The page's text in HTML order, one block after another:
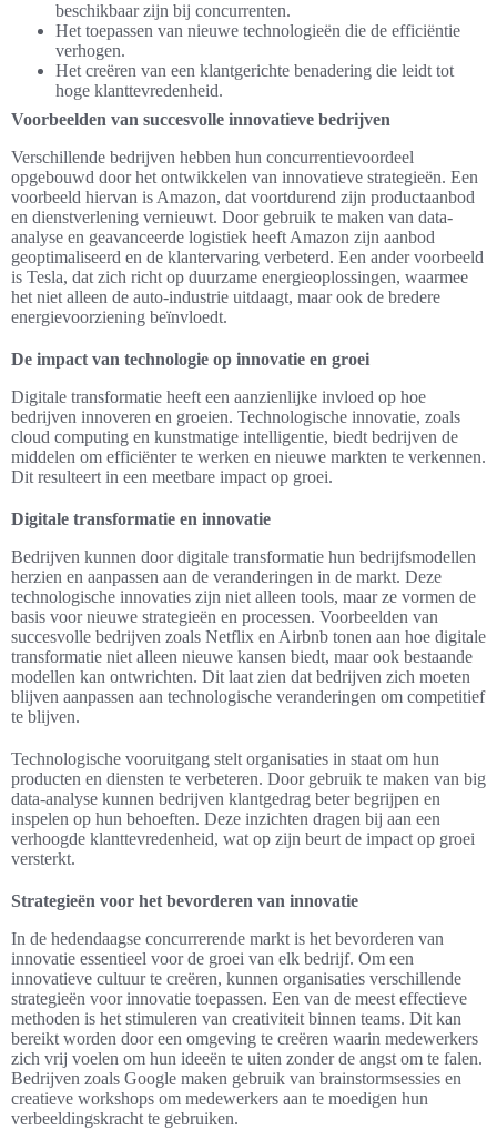
beschikbaar zijn bij concurrenten.
Het toepassen van nieuwe technologieën die de efficiëntie
verhogen.
Het creëren van een klantgerichte benadering die leidt tot
hoge klanttevredenheid.
Voorbeelden van succesvolle innovatieve bedrijven
Verschillende bedrijven hebben hun concurrentievoordeel
opgebouwd door het ontwikkelen van innovatieve strategieën. Een
voorbeeld hiervan is Amazon, dat voortdurend zijn productaanbod
en dienstverlening vernieuwt. Door gebruik te maken van data-
analyse en geavanceerde logistiek heeft Amazon zijn aanbod
geoptimaliseerd en de klantervaring verbeterd. Een ander voorbeeld
is Tesla, dat zich richt op duurzame energieoplossingen, waarmee
het niet alleen de auto-industrie uitdaagt, maar ook de bredere
energievoorziening beïnvloedt.
De impact van technologie op innovatie en groei
Digitale transformatie heeft een aanzienlijke invloed op hoe
bedrijven innoveren en groeien. Technologische innovatie, zoals
cloud computing en kunstmatige intelligentie, biedt bedrijven de
middelen om efficiënter te werken en nieuwe markten te verkennen.
Dit resulteert in een meetbare impact op groei.
Digitale transformatie en innovatie
Bedrijven kunnen door digitale transformatie hun bedrijfsmodellen
herzien en aanpassen aan de veranderingen in de markt. Deze
technologische innovaties zijn niet alleen tools, maar ze vormen de
basis voor nieuwe strategieën en processen. Voorbeelden van
succesvolle bedrijven zoals Netflix en Airbnb tonen aan hoe digitale
transformatie niet alleen nieuwe kansen biedt, maar ook bestaande
modellen kan ontwrichten. Dit laat zien dat bedrijven zich moeten
blijven aanpassen aan technologische veranderingen om competitief
te blijven.
Technologische vooruitgang stelt organisaties in staat om hun
producten en diensten te verbeteren. Door gebruik te maken van big
data-analyse kunnen bedrijven klantgedrag beter begrijpen en
inspelen op hun behoeften. Deze inzichten dragen bij aan een
verhoogde klanttevredenheid, wat op zijn beurt de impact op groei
versterkt.
Strategieën voor het bevorderen van innovatie
In de hedendaagse concurrerende markt is het bevorderen van
innovatie essentieel voor de groei van elk bedrijf. Om een
innovatieve cultuur te creëren, kunnen organisaties verschillende
strategieën voor innovatie toepassen. Een van de meest effectieve
methoden is het stimuleren van creativiteit binnen teams. Dit kan
bereikt worden door een omgeving te creëren waarin medewerkers
zich vrij voelen om hun ideeën te uiten zonder de angst om te falen.
Bedrijven zoals Google maken gebruik van brainstormsessies en
creatieve workshops om medewerkers aan te moedigen hun
verbeeldingskracht te gebruiken.